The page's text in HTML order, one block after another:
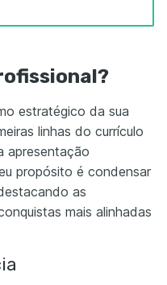
estratégico da sua
linhas do currículo
apresentação
propósito é condensar
as
mais alinhadas